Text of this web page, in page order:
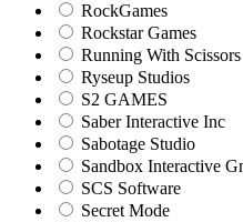
RockGames
Rockstar Games
Running With Scissors
Ryseup Studios
S2 GAMES
Saber Interactive Inc
Sabotage Studio
Sandbox Interactive
SCS Software
Secret Mode